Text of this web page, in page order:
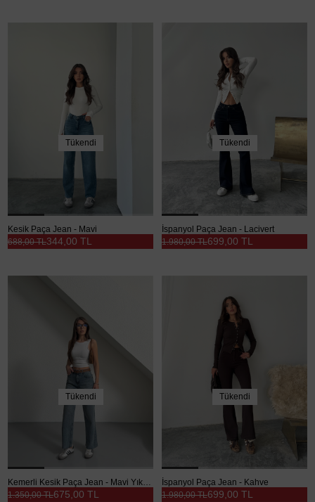
Tükendi
Kesik Paça Jean - Mavi
344,00 TL
688,00 TL
Tükendi
İspanyol Paça Jean - Lacivert
699,00 TL
1.980,00 TL
Tükendi
Kemerli Kesik Paça Jean - Mavi Yıkama
675,00 TL
1.350,00 TL
Tükendi
İspanyol Paça Jean - Kahve
699,00 TL
1.980,00 TL